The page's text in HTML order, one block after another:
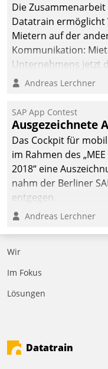
Die Zusammenarbeit
Datatrain
Mietern auf der
Kommunikation:
Unternehmens jetzt
Mitarbeiter oder
Andreas Lerchner
SAP App Contest
Ausgezeichnete
Das Cockpit für
im Rahmen des
2018“ eine
nahm der Berliner
entgegen.
Andreas Lerchner
Wir
Im Fokus
Lösungen
Datatrain